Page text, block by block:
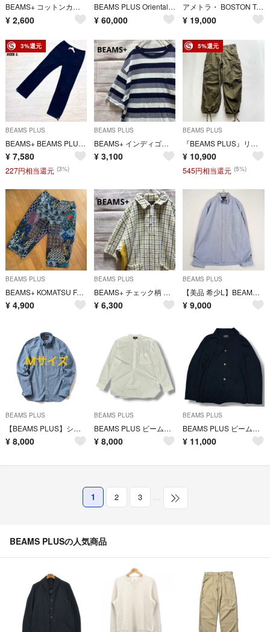
BEAMS+ コットンカーディガン グレー S シンプル 定番 薄手 Vネック
¥ 2,600
BEAMS PLUS Oriental Jacket Reversible XL
¥ 60,000
アメトラ・ BOSTON TAILOR×DORMEUIL テーラードジャケット
¥ 19,000
3%還元
BEAMS PLUS
BEAMS+ BEAMS PLUS ビームスプラス スウェットパンツ イージーパンツ ネイビー Lサイズ 定番 人気 特価
¥ 7,580
227円相当還元 (3%)
BEAMS PLUS
BEAMS+ インディゴボーダーポケットT シャツ ポケT L ネイビー 白
¥ 3,100
5%還元
BEAMS PLUS
『BEAMS PLUS』リップストップ ミリタリー 6ポケット M
¥ 10,900
545円相当還元 (5%)
BEAMS PLUS
BEAMS+ KOMATSU FABRIC 総柄 イージーパンツ
¥ 4,900
BEAMS PLUS
BEAMS+ チェック柄 パイル地ポロシャツ L 白 人気 お洒落
¥ 6,300
BEAMS PLUS
【美品 希少L】BEAMS+ シャンブレーシャツ タンガリー ボタンダウン ビームスプラス 長袖シャツ ロゴ刻印ボタン 日本製
¥ 9,000
BEAMS PLUS
【BEAMS PLUS】シャンブレー ボタンダウン シャツ Ｍサイズ ブルー系
¥ 8,000
BEAMS PLUS
BEAMS PLUS ビームスプラス バンドカラー プルオーバー シャツ ホワイト メンズ サイズL 日本製 タグ付き
¥ 8,000
BEAMS PLUS
BEAMS PLUS ビームスプラス KNIT BLAZER ニットブレザー 金ボタン ネイビー メンズ サイズL
¥ 11,000
1 2 3 …
BEAMS PLUSの人気商品